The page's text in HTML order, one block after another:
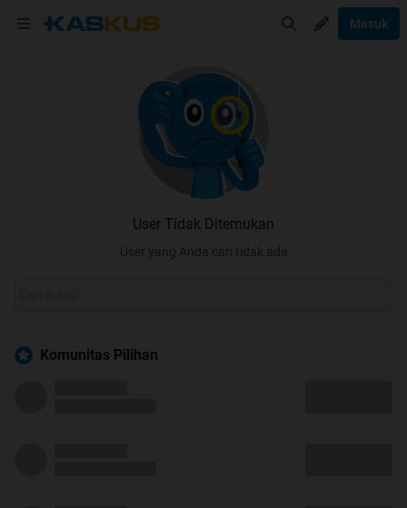
Masuk
User Tidak Ditemukan
User yang Anda cari tidak ada
Komunitas Pilihan